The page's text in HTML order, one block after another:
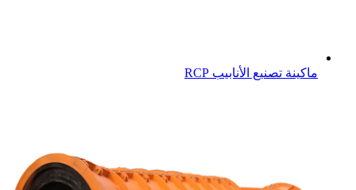
ماكينة تصنيع الأنابيب RCP